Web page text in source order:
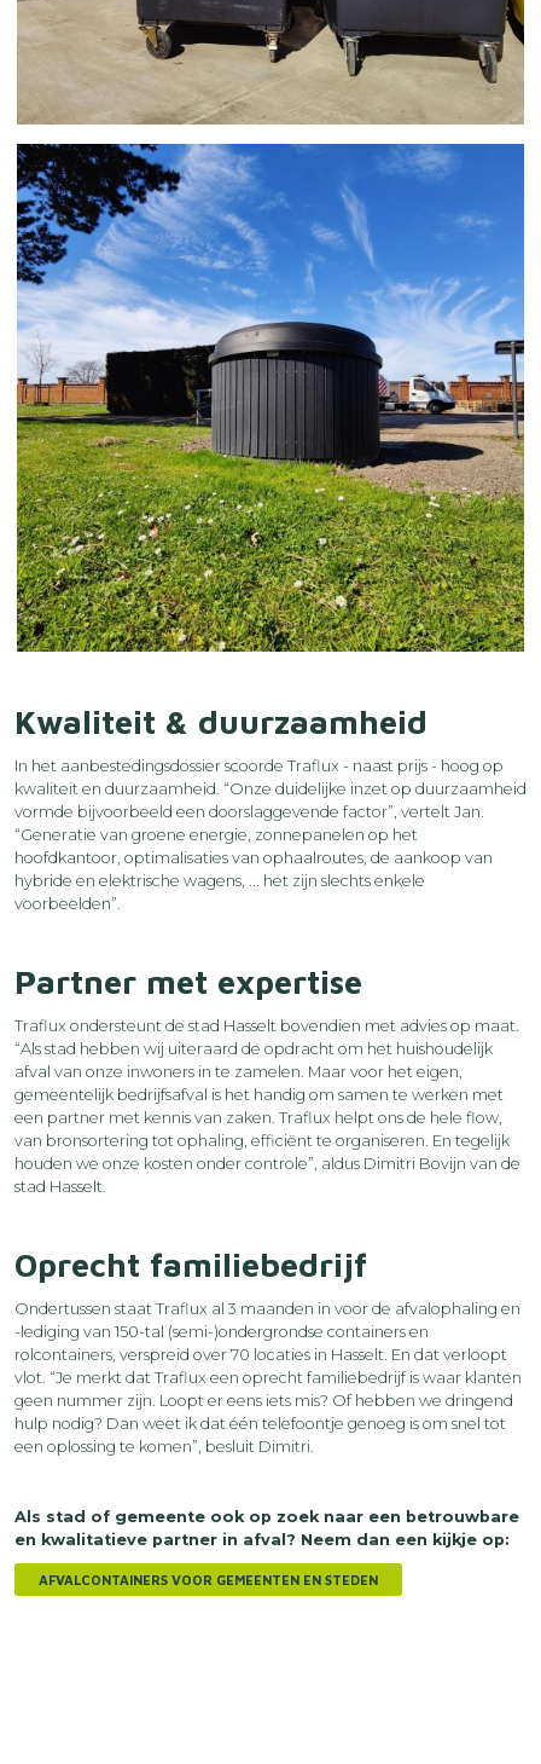
Kwaliteit & duurzaamheid
In het aanbestedingsdossier scoorde Traflux - naast prijs - hoog op
kwaliteit en duurzaamheid. “Onze duidelijke inzet op duurzaamheid
vormde bijvoorbeeld een doorslaggevende factor”, vertelt Jan.
“Generatie van groene energie, zonnepanelen op het
hoofdkantoor, optimalisaties van ophaalroutes, de aankoop van
hybride en elektrische wagens, ... het zijn slechts enkele
voorbeelden”.
Partner met expertise
Traflux ondersteunt de stad Hasselt bovendien met advies op maat.
“Als stad hebben wij uiteraard de opdracht om het huishoudelijk
afval van onze inwoners in te zamelen. Maar voor het eigen,
gemeentelijk bedrijfsafval is het handig om samen te werken met
een partner met kennis van zaken. Traflux helpt ons de hele flow,
van bronsortering tot ophaling, efficiënt te organiseren. En tegelijk
houden we onze kosten onder controle”, aldus Dimitri Bovijn van de
stad Hasselt.
Oprecht familiebedrijf
Ondertussen staat Traflux al 3 maanden in voor de afvalophaling en
-lediging van 150-tal (semi-)ondergrondse containers en
rolcontainers, verspreid over 70 locaties in Hasselt. En dat verloopt
vlot. “Je merkt dat Traflux een oprecht familiebedrijf is waar klanten
geen nummer zijn. Loopt er eens iets mis? Of hebben we dringend
hulp nodig? Dan weet ik dat één telefoontje genoeg is om snel tot
een oplossing te komen”, besluit Dimitri.
Als stad of gemeente ook op zoek naar een betrouwbare
en kwalitatieve partner in afval? Neem dan een kijkje op:
AFVALCONTAINERS VOOR GEMEENTEN EN STEDEN